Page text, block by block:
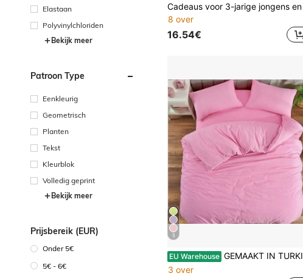
Elastaan
Polyvinylchloriden
Bekijk meer
Patroon Type
Eenkleurig
Geometrisch
Planten
Tekst
Kleurblok
Volledig geprint
Bekijk meer
Prijsbereik (EUR)
Onder 5€
5€ - 6€
8 over
16.54€
5
EU Warehouse GEMAAKT IN TURKIJE Extra grote hoeslakenset - Dekbedovertrek 200x220 cm, 180x200 + hoeslaken met diepe zak van 30 cm, 2 kussenslopen
3 over